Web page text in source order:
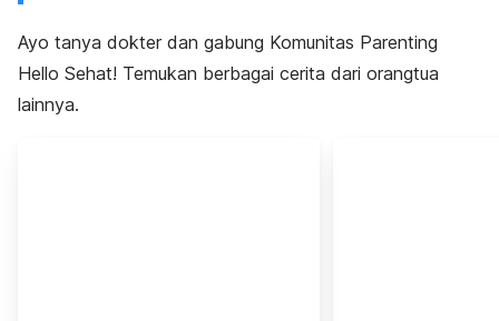
Ayo tanya dokter dan gabung Komunitas Parenting
Hello Sehat! Temukan berbagai cerita dari orangtua
lainnya.